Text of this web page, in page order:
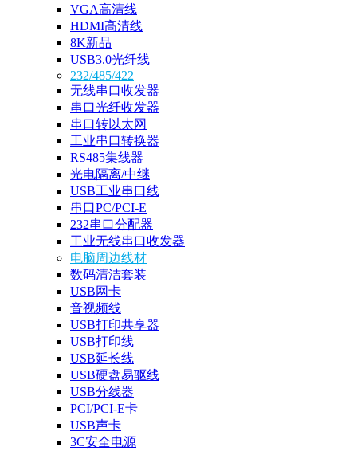
VGA高清线
HDMI高清线
8K新品
USB3.0光纤线
232/485/422
无线串口收发器
串口光纤收发器
串口转以太网
工业串口转换器
RS485集线器
光电隔离/中继
USB工业串口线
串口PC/PCI-E
232串口分配器
工业无线串口收发器
电脑周边线材
数码清洁套装
USB网卡
音视频线
USB打印共享器
USB打印线
USB延长线
USB硬盘易驱线
USB分线器
PCI/PCI-E卡
USB声卡
3C安全电源